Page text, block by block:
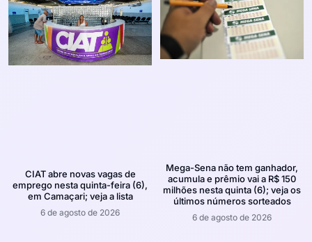
CIAT abre novas vagas de
emprego nesta quinta-feira (6),
em Camaçari; veja a lista
6 de agosto de 2026
Mega-Sena não tem ganhador,
acumula e prêmio vai a R$ 150
milhões nesta quinta (6); veja os
últimos números sorteados
6 de agosto de 2026